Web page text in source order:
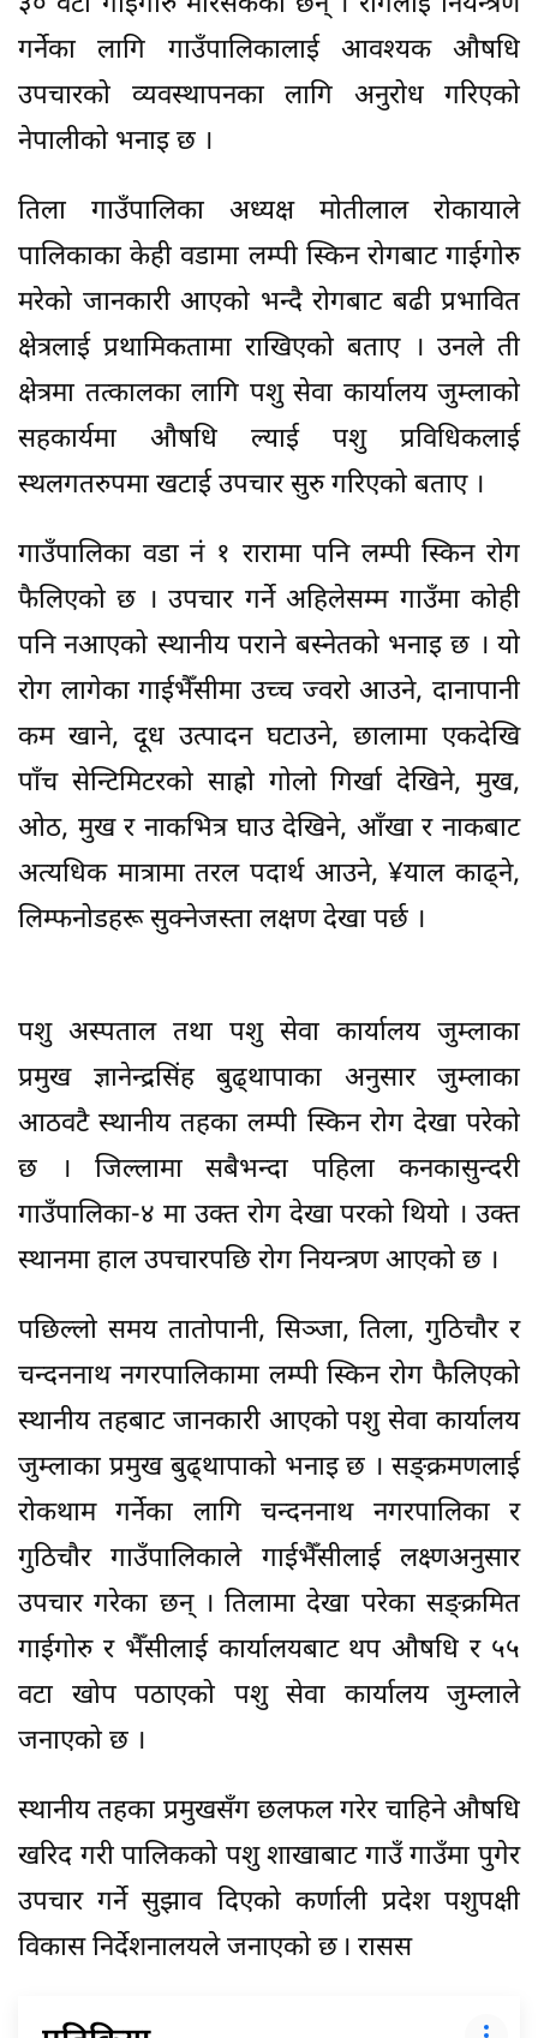
गर्नेका लागि गाउँपालिकालाई आवश्यक औषधि
उपचारको व्यवस्थापनका लागि अनुरोध गरिएको
नेपालीको भनाइ छ ।
तिला गाउँपालिका अध्यक्ष मोतीलाल रोकायाले
पालिकाका केही वडामा लम्पी स्किन रोगबाट गाईगोरु
मरेको जानकारी आएको भन्दै रोगबाट बढी प्रभावित
क्षेत्रलाई प्रथामिकतामा राखिएको बताए । उनले ती
क्षेत्रमा तत्कालका लागि पशु सेवा कार्यालय जुम्लाको
सहकार्यमा औषधि ल्याई पशु प्रविधिकलाई
स्थलगतरुपमा खटाई उपचार सुरु गरिएको बताए ।
गाउँपालिका वडा नं १ रारामा पनि लम्पी स्किन रोग
फैलिएको छ । उपचार गर्ने अहिलेसम्म गाउँमा कोही
पनि नआएको स्थानीय पराने बस्नेतको भनाइ छ । यो
रोग लागेका गाईभैँसीमा उच्च ज्वरो आउने, दानापानी
कम खाने, दूध उत्पादन घटाउने, छालामा एकदेखि
पाँच सेन्टिमिटरको साह्रो गोलो गिर्खा देखिने, मुख,
ओठ, मुख र नाकभित्र घाउ देखिने, आँखा र नाकबाट
अत्यधिक मात्रामा तरल पदार्थ आउने, ¥याल काढ्ने,
लिम्फनोडहरू सुक्नेजस्ता लक्षण देखा पर्छ ।
पशु अस्पताल तथा पशु सेवा कार्यालय जुम्लाका
प्रमुख ज्ञानेन्द्रसिंह बुढ्थापाका अनुसार जुम्लाका
आठवटै स्थानीय तहका लम्पी स्किन रोग देखा परेको
छ । जिल्लामा सबैभन्दा पहिला कनकासुन्दरी
गाउँपालिका-४ मा उक्त रोग देखा परको थियो । उक्त
स्थानमा हाल उपचारपछि रोग नियन्त्रण आएको छ ।
पछिल्लो समय तातोपानी, सिञ्जा, तिला, गुठिचौर र
चन्दननाथ नगरपालिकामा लम्पी स्किन रोग फैलिएको
स्थानीय तहबाट जानकारी आएको पशु सेवा कार्यालय
जुम्लाका प्रमुख बुढ्थापाको भनाइ छ । सङ्क्रमणलाई
रोकथाम गर्नेका लागि चन्दननाथ नगरपालिका र
गुठिचौर गाउँपालिकाले गाईभैँसीलाई लक्ष्णअनुसार
उपचार गरेका छन् । तिलामा देखा परेका सङ्क्रमित
गाईगोरु र भैँसीलाई कार्यालयबाट थप औषधि र ५५
वटा खोप पठाएको पशु सेवा कार्यालय जुम्लाले
जनाएको छ ।
स्थानीय तहका प्रमुखसँग छलफल गरेर चाहिने औषधि
खरिद गरी पालिकको पशु शाखाबाट गाउँ गाउँमा पुगेर
उपचार गर्ने सुझाव दिएको कर्णाली प्रदेश पशुपक्षी
विकास निर्देशनालयले जनाएको छ । रासस